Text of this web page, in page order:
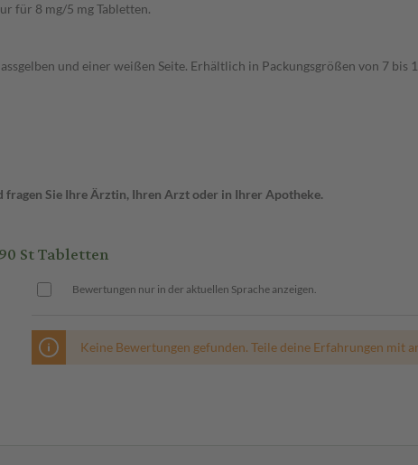
für 8 mg/5 mg Tabletten.
und einer weißen Seite. Erhältlich in Packungsgrößen von 7 bis
fragen Sie Ihre Ärztin, Ihren Arzt oder in Ihrer Apotheke.
St Tabletten
Bewertungen nur in der aktuellen Sprache anzeigen.
Keine Bewertungen gefunden. Teile deine Erfahrungen mit